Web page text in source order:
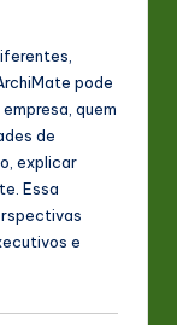
pode
quem
de
explicar
Essa
e